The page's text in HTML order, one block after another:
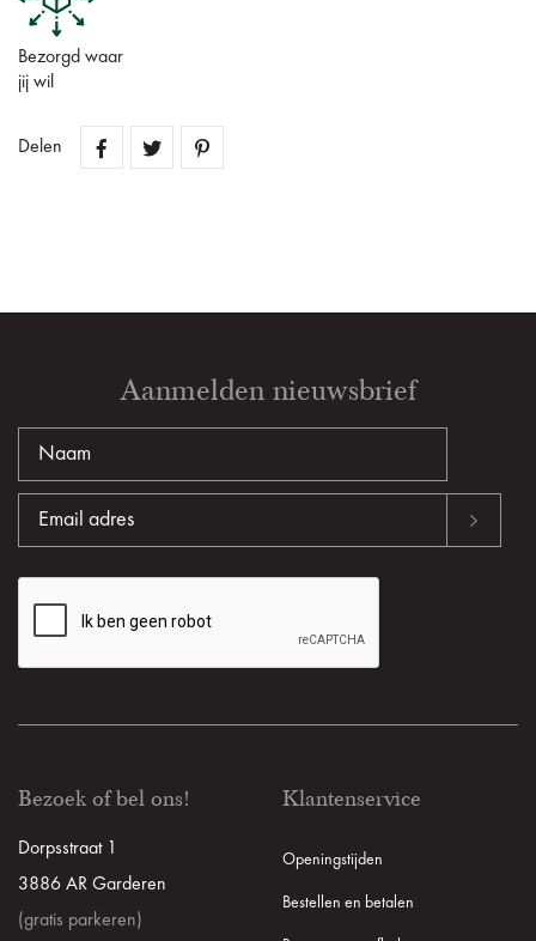
Bezorgd waar
jij wil
Delen
Aanmelden nieuwsbrief
Bezoek of bel ons!
Dorpsstraat 1
3886 AR Garderen
(gratis parkeren)
Klantenservice
Openingstijden
Bestellen en betalen